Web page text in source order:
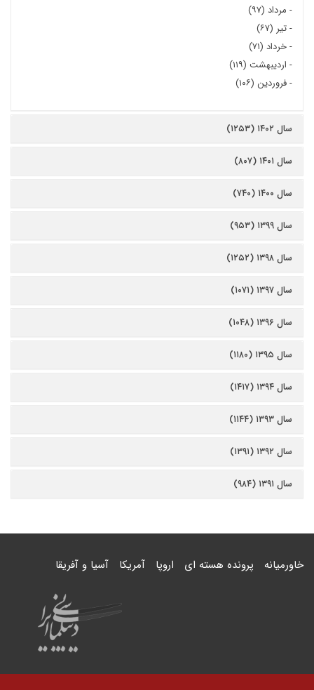
- مرداد (۹۷)
-تیر (۶۷)
-خرداد (۷۱)
- اردیبهشت (۱۱۹)
-فروردین (۱۰۶)
سال ۱۴۰۲ (۱۲۵۳)
سال ۱۴۰۱ (۸۰۷)
سال ۱۴۰۰ (۷۴۰)
سال ۱۳۹۹ (۹۵۳)
سال ۱۳۹۸ (۱۲۵۲)
سال ۱۳۹۷ (۱۰۷۱)
سال ۱۳۹۶ (۱۰۴۸)
سال ۱۳۹۵ (۱۱۸۰)
سال ۱۳۹۴ (۱۴۱۷)
سال ۱۳۹۳ (۱۱۴۴)
سال ۱۳۹۲ (۱۳۹۱)
سال ۱۳۹۱ (۹۸۴)
خاورمیانه پرونده هسته ای اروپا آمریکا آسیا و آفریقا